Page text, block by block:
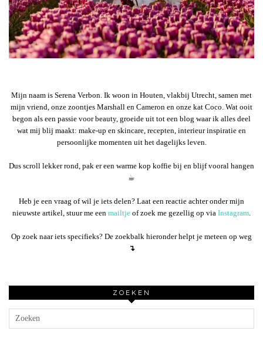
Mijn naam is Serena Verbon. Ik woon in Houten, vlakbij Utrecht, samen met
mijn vriend, onze zoontjes Marshall en Cameron en onze kat Coco. Wat ooit
begon als een passie voor beauty, groeide uit tot een blog waar ik alles deel
wat mij blij maakt: make-up en skincare, recepten, interieur inspiratie en
persoonlijke momenten uit het dagelijks leven.
Dus scroll lekker rond, pak er een warme kop koffie bij en blijf vooral hangen
☕︎
Heb je een vraag of wil je iets delen? Laat een reactie achter onder mijn
nieuwste artikel, stuur me een mailtje of zoek me gezellig op via Instagram.
Op zoek naar iets specifieks? De zoekbalk hieronder helpt je meteen op weg
↴
ZOEKEN